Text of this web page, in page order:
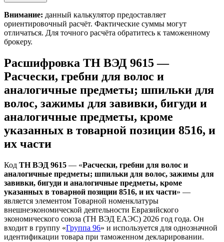
Внимание: данный калькулятор предоставляет
ориентировочный расчёт. Фактические суммы могут
отличаться. Для точного расчёта обратитесь к таможенному
брокеру.
Расшифровка ТН ВЭД 9615 —
Расчески, гребни для волос и
аналогичные предметы; шпильки для
волос, зажимы для завивки, бигуди и
аналогичные предметы, кроме
указанных в товарной позиции 8516, и
их части
Код ТН ВЭД 9615 — «Расчески, гребни для волос и
аналогичные предметы; шпильки для волос, зажимы для
завивки, бигуди и аналогичные предметы, кроме
указанных в товарной позиции 8516, и их части» —
является элементом Товарной номенклатуры
внешнеэкономической деятельности Евразийского
экономического союза (ТН ВЭД ЕАЭС) 2026 год года. Он
входит в группу «Группа 96» и используется для однозначной
идентификации товара при таможенном декларировании.